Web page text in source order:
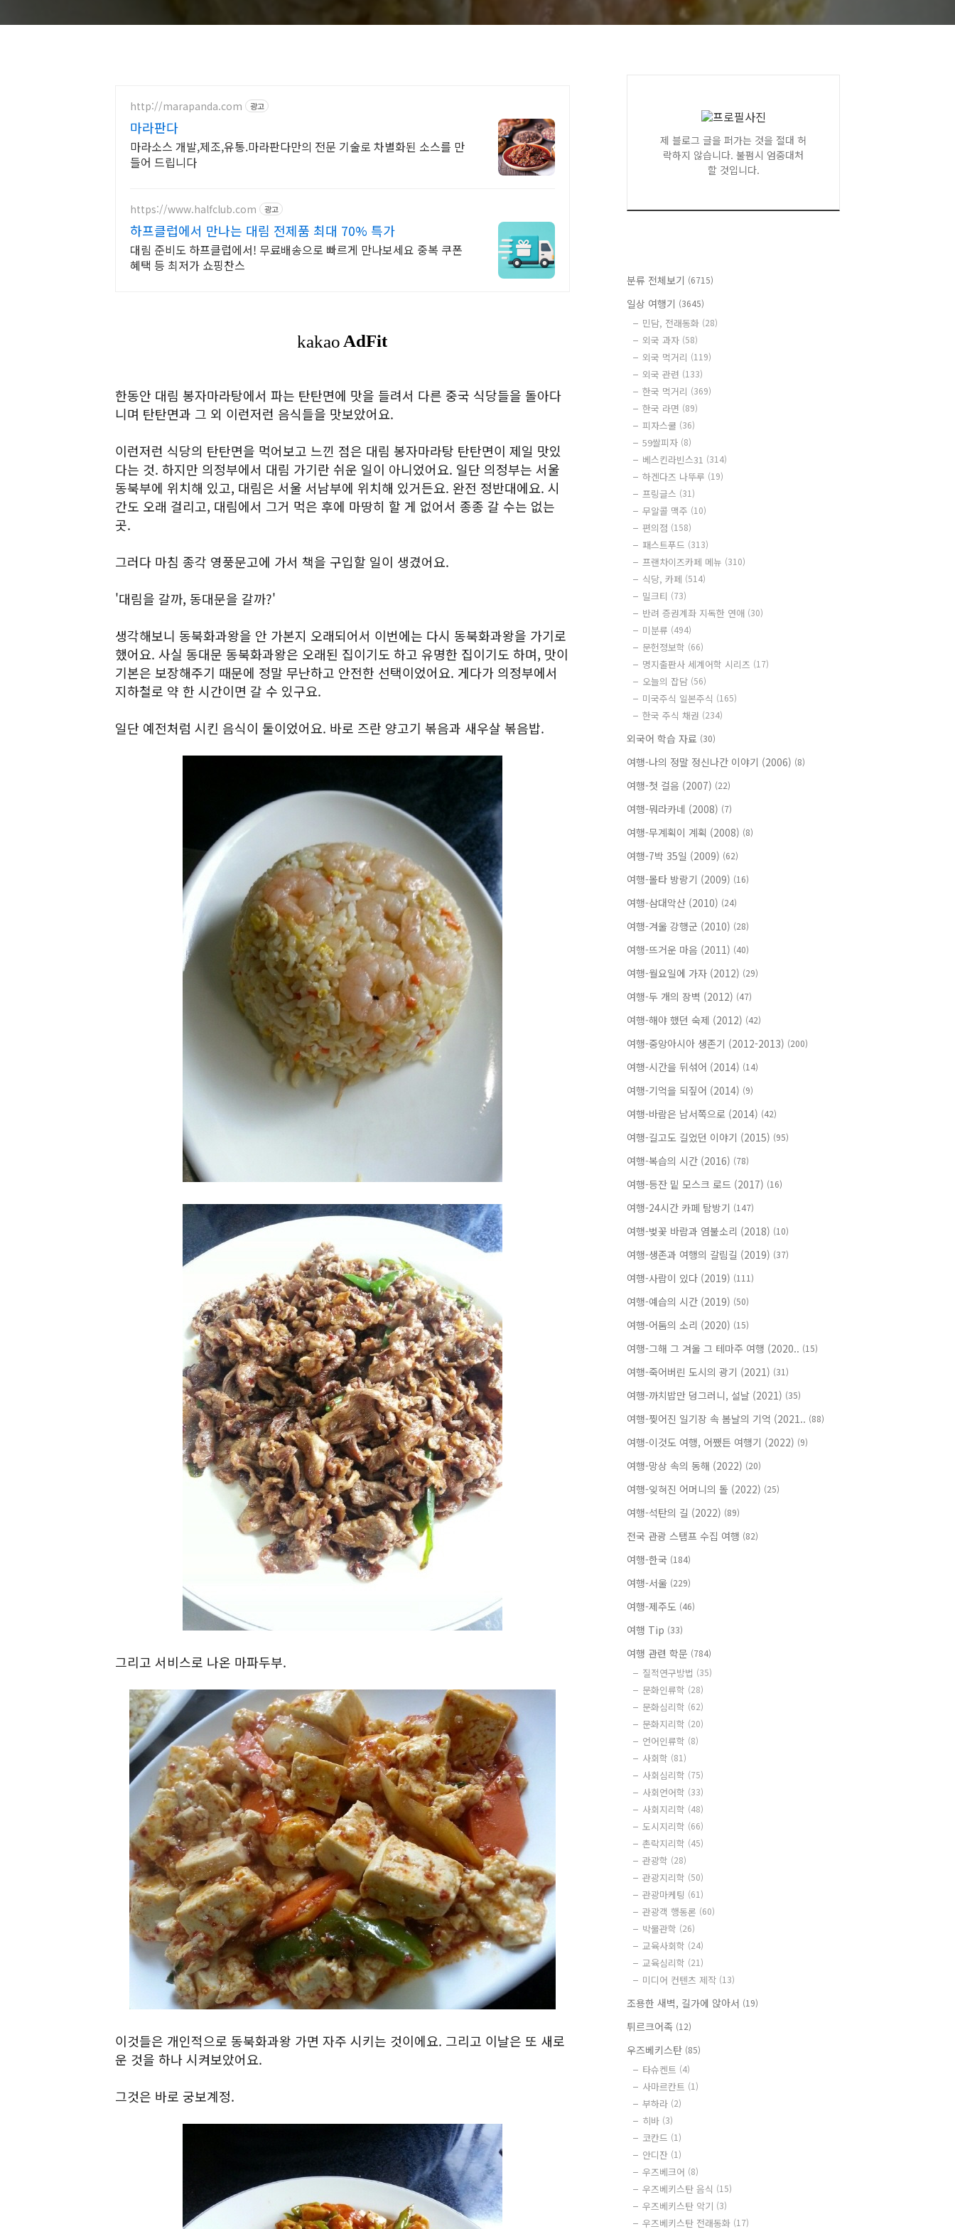
http://marapanda.com 광고
마라판다
마라소스 개발,제조,유통.마라판다만의 전문 기술로 차별화된 소스를 만
들어 드립니다
https://www.halfclub.com 광고
하프클럽에서 만나는 대림 전제품 최대 70% 특가
대림 준비도 하프클럽에서! 무료배송으로 빠르게 만나보세요 중복 쿠폰
혜택 등 최저가 쇼핑찬스
한동안 대림 봉자마라탕에서 파는 탄탄면에 맛을 들려서 다른 중국 식당들을 돌아다
니며 탄탄면과 그 외 이런저런 음식들을 맛보았어요.
이런저런 식당의 탄탄면을 먹어보고 느낀 점은 대림 봉자마라탕 탄탄면이 제일 맛있
다는 것. 하지만 의정부에서 대림 가기란 쉬운 일이 아니었어요. 일단 의정부는 서울
동북부에 위치해 있고, 대림은 서울 서남부에 위치해 있거든요. 완전 정반대에요. 시
간도 오래 걸리고, 대림에서 그거 먹은 후에 마땅히 할 게 없어서 종종 갈 수는 없는
곳.
그러다 마침 종각 영풍문고에 가서 책을 구입할 일이 생겼어요.
'대림을 갈까, 동대문을 갈까?'
생각해보니 동북화과왕을 안 가본지 오래되어서 이번에는 다시 동북화과왕을 가기로
했어요. 사실 동대문 동북화과왕은 오래된 집이기도 하고 유명한 집이기도 하며, 맛이
기본은 보장해주기 때문에 정말 무난하고 안전한 선택이었어요. 게다가 의정부에서
지하철로 약 한 시간이면 갈 수 있구요.
일단 예전처럼 시킨 음식이 둘이었어요. 바로 즈란 양고기 볶음과 새우살 볶음밥.
그리고 서비스로 나온 마파두부.
이것들은 개인적으로 동북화과왕 가면 자주 시키는 것이에요. 그리고 이날은 또 새로
운 것을 하나 시켜보았어요.
그것은 바로 궁보계정.
제 블로그 글을 퍼가는 것을 절대 허
락하지 않습니다. 불펌시 엄중대처
할 것입니다.
분류 전체보기 (6715)
일상 여행기 (3645)
민담, 전래동화 (28)
외국 과자 (58)
외국 먹거리 (119)
외국 관련 (133)
한국 먹거리 (369)
한국 라면 (89)
피자스쿨 (36)
59쌀피자 (8)
베스킨라빈스31 (314)
하겐다즈 나뚜루 (19)
프링글스 (31)
무알콜 맥주 (10)
편의점 (158)
패스트푸드 (313)
프랜차이즈카페 메뉴 (310)
식당, 카페 (514)
밀크티 (73)
반려 증권계좌 지독한 연애 (30)
미분류 (494)
문헌정보학 (66)
명지출판사 세계어학 시리즈 (17)
오늘의 잡담 (56)
미국주식 일본주식 (165)
한국 주식 채권 (234)
외국어 학습 자료 (30)
여행-나의 정말 정신나간 이야기 (2006) (8)
여행-첫 걸음 (2007) (22)
여행-뭐라카네 (2008) (7)
여행-무계획이 계획 (2008) (8)
여행-7박 35일 (2009) (62)
여행-몰타 방랑기 (2009) (16)
여행-삼대악산 (2010) (24)
여행-겨울 강행군 (2010) (28)
여행-뜨거운 마음 (2011) (40)
여행-월요일에 가자 (2012) (29)
여행-두 개의 장벽 (2012) (47)
여행-해야 했던 숙제 (2012) (42)
여행-중앙아시아 생존기 (2012-2013) (200)
여행-시간을 뒤섞어 (2014) (14)
여행-기억을 되짚어 (2014) (9)
여행-바람은 남서쪽으로 (2014) (42)
여행-길고도 길었던 이야기 (2015) (95)
여행-복습의 시간 (2016) (78)
여행-등잔 밑 모스크 로드 (2017) (16)
여행-24시간 카페 탐방기 (147)
여행-벚꽃 바람과 염불소리 (2018) (10)
여행-생존과 여행의 갈림길 (2019) (37)
여행-사람이 있다 (2019) (111)
여행-예습의 시간 (2019) (50)
여행-어둠의 소리 (2020) (15)
여행-그해 그 겨울 그 테마주 여행 (2020.. (15)
여행-죽어버린 도시의 광기 (2021) (31)
여행-까치밥만 덩그러니, 설날 (2021) (35)
여행-찢어진 일기장 속 봄날의 기억 (2021.. (88)
여행-이것도 여행, 어쨌든 여행기 (2022) (9)
여행-망상 속의 동해 (2022) (20)
여행-잊혀진 어머니의 돌 (2022) (25)
여행-석탄의 길 (2022) (89)
전국 관광 스탬프 수집 여행 (82)
여행-한국 (184)
여행-서울 (229)
여행-제주도 (46)
여행 Tip (33)
여행 관련 학문 (784)
질적연구방법 (35)
문화인류학 (28)
문화심리학 (62)
문화지리학 (20)
언어인류학 (8)
사회학 (81)
사회심리학 (75)
사회언어학 (33)
사회지리학 (48)
도시지리학 (66)
촌락지리학 (45)
관광학 (28)
관광지리학 (50)
관광마케팅 (61)
관광객 행동론 (60)
박물관학 (26)
교육사회학 (24)
교육심리학 (21)
미디어 컨텐츠 제작 (13)
조용한 새벽, 길가에 앉아서 (19)
튀르크어족 (12)
우즈베키스탄 (85)
타슈켄트 (4)
사마르칸트 (1)
부하라 (2)
히바 (3)
코칸드 (1)
안디잔 (1)
우즈베크어 (8)
우즈베키스탄 음식 (15)
우즈베키스탄 악기 (3)
우즈베키스탄 전래동화 (17)